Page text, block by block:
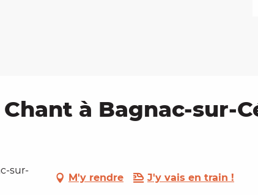
à Bagnac-sur-
sur-
M'y rendre J'y vais en train !